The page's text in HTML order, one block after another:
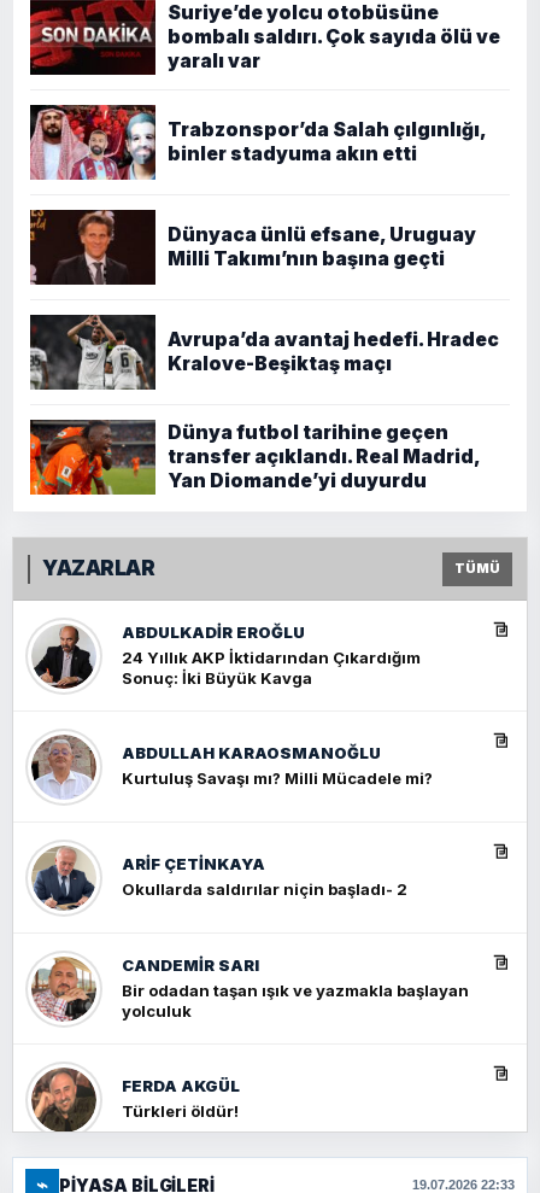
Suriye’de yolcu otobüsüne
bombalı saldırı. Çok sayıda ölü ve
yaralı var
Trabzonspor’da Salah çılgınlığı,
binler stadyuma akın etti
Dünyaca ünlü efsane, Uruguay
Milli Takımı’nın başına geçti
Avrupa’da avantaj hedefi. Hradec
Kralove-Beşiktaş maçı
Dünya futbol tarihine geçen
transfer açıklandı. Real Madrid,
Yan Diomande’yi duyurdu
YAZARLAR TÜMÜ
ABDULKADIR EROĞLU
24 Yıllık AKP İktidarından Çıkardığım
Sonuç: İki Büyük Kavga
ABDULLAH KARAOSMANOĞLU
Kurtuluş Savaşı mı? Milli Mücadele mi?
ARIF ÇETİNKAYA
Okullarda saldırılar niçin başladı- 2
CANDEMIR SARI
Bir odadan taşan ışık ve yazmakla başlayan
yolculuk
FERDA AKGÜL
Türkleri öldür!
FERHAT BÜYÜKKALKAN
⌁ PIYASA BILGILERI 19.07.2026 22:33